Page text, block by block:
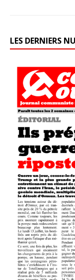
LES DERNIERS